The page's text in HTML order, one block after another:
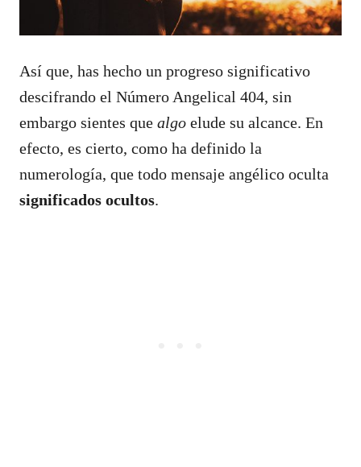
Así que, has hecho un progreso significativo
descifrando el Número Angelical 404, sin
embargo sientes que algo elude su alcance. En
efecto, es cierto, como ha definido la
numerología, que todo mensaje angélico oculta
significados ocultos.